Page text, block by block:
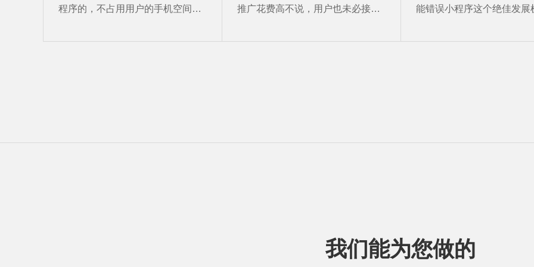
程序的，不占用用户的手机空间，
推广花费高不说，用户也未必接受
能错误小程序这个绝佳发展
我们能为您做的